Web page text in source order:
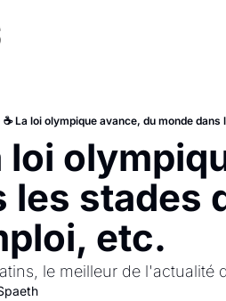
☕ La loi olympique avance, du monde
loi
les stades
etc.
le meilleur de